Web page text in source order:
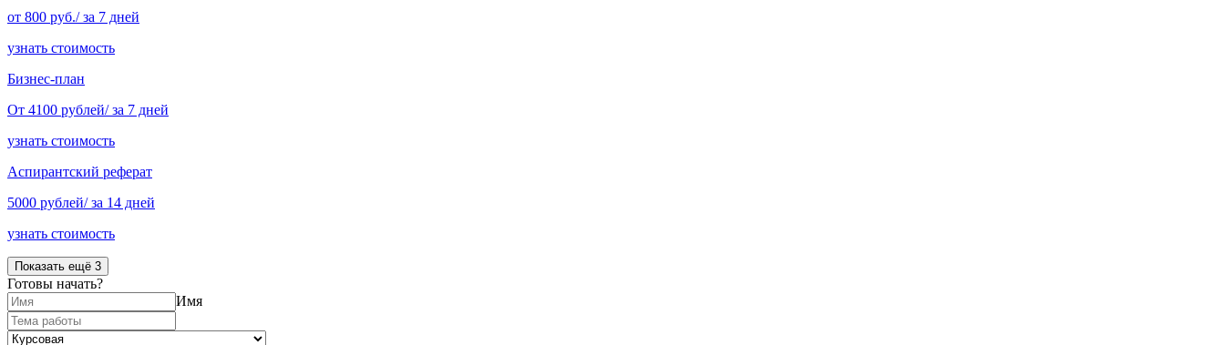
от 800 руб./ за 7 дней
узнать стоимость
Бизнес-план
От 4100 рублей/ за 7 дней
узнать стоимость
Аспирантский реферат
5000 рублей/ за 14 дней
узнать стоимость
Показать ещё 3
Готовы начать?
Имя